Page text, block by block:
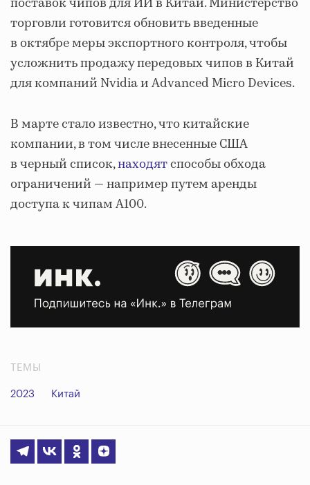
торговли готовится обновить введенные
в октябре меры экспортного контроля, чтобы
усложнить продажу передовых чипов в Китай
для компаний Nvidia и Advanced Micro Devices.
В марте стало известно, что китайские
компании, в том числе внесенные США
в черный список,находятспособы обхода
ограничений — например путем аренды
доступа к чипам A100.
ТЕМЫ
2023 Китай